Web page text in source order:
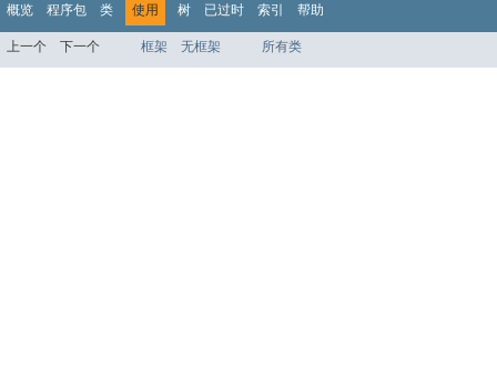
概览 程序包 类 使用 树 已过时 索引 帮助
上一个 下一个 框架 无框架 所有类